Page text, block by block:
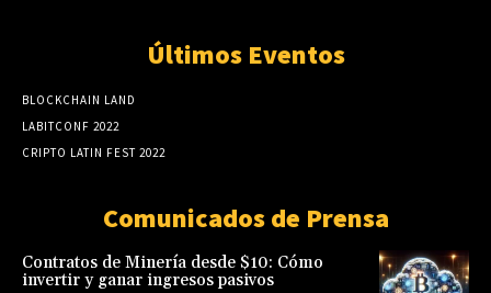
Últimos Eventos
BLOCKCHAIN LAND
LABITCONF 2022
CRIPTO LATIN FEST 2022
Comunicados de Prensa
Contratos de Minería desde $10: Cómo
invertir y ganar ingresos pasivos